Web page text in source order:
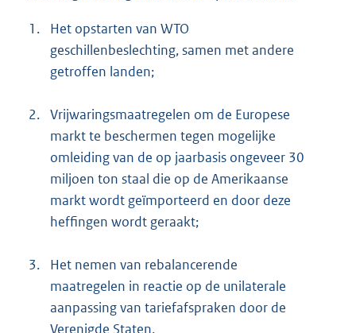
1.
Het opstarten van WTO
geschillenbeslechting, samen met andere
getroffen landen;
2. Vrijwaringsmaatregelen om de Europese
markt te beschermen tegen mogelijke
omleiding van de op jaarbasis ongeveer 30
miljoen ton staal die op de Amerikaanse
markt wordt geïmporteerd en door deze
heffingen wordt geraakt;
3.
Het nemen van rebalancerende
maatregelen in reactie op de unilaterale
aanpassing van tariefafspraken door de
Verenigde Staten.